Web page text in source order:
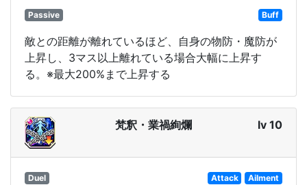
Passive Buff
敵との距離が離れているほど、自身の物防・魔防が
上昇し、3マス以上離れている場合大幅に上昇す
る。※最大200%まで上昇する
梵釈・業禍絢爛 lv 10
Duel Attack Ailment